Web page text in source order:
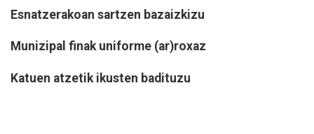
Esnatzerakoan sartzen bazaizkizu
Munizipal finak uniforme (ar)roxaz
Katuen atzetik ikusten badituzu